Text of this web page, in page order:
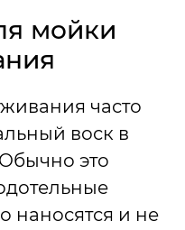
мойки
часто
воск в
это
наносятся и не